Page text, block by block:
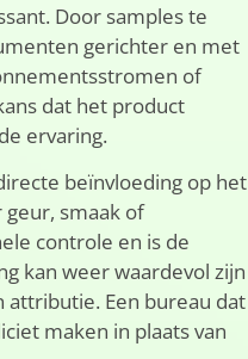
Door samples te
gerichter en met
of
dat het product
ervaring.
beïnvloeding op het
smaak of
controle en is de
kan weer waardevol zijn
attributie. Een bureau dat
maken in plaats van